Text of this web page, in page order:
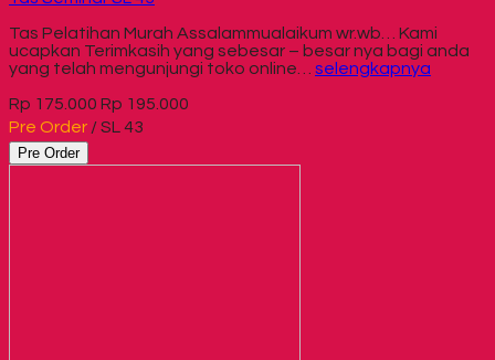
Tas Pelatihan Murah Assalammualaikum wr.wb… Kami
ucapkan Terimkasih yang sebesar – besar nya bagi anda
yang telah mengunjungi toko online… selengkapnya
Rp 175.000 Rp 195.000
Pre Order / SL 43
Pre Order